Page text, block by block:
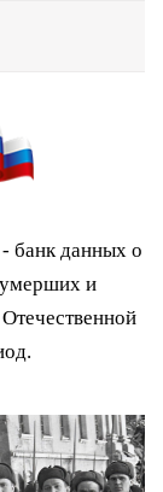
банк данных о
и